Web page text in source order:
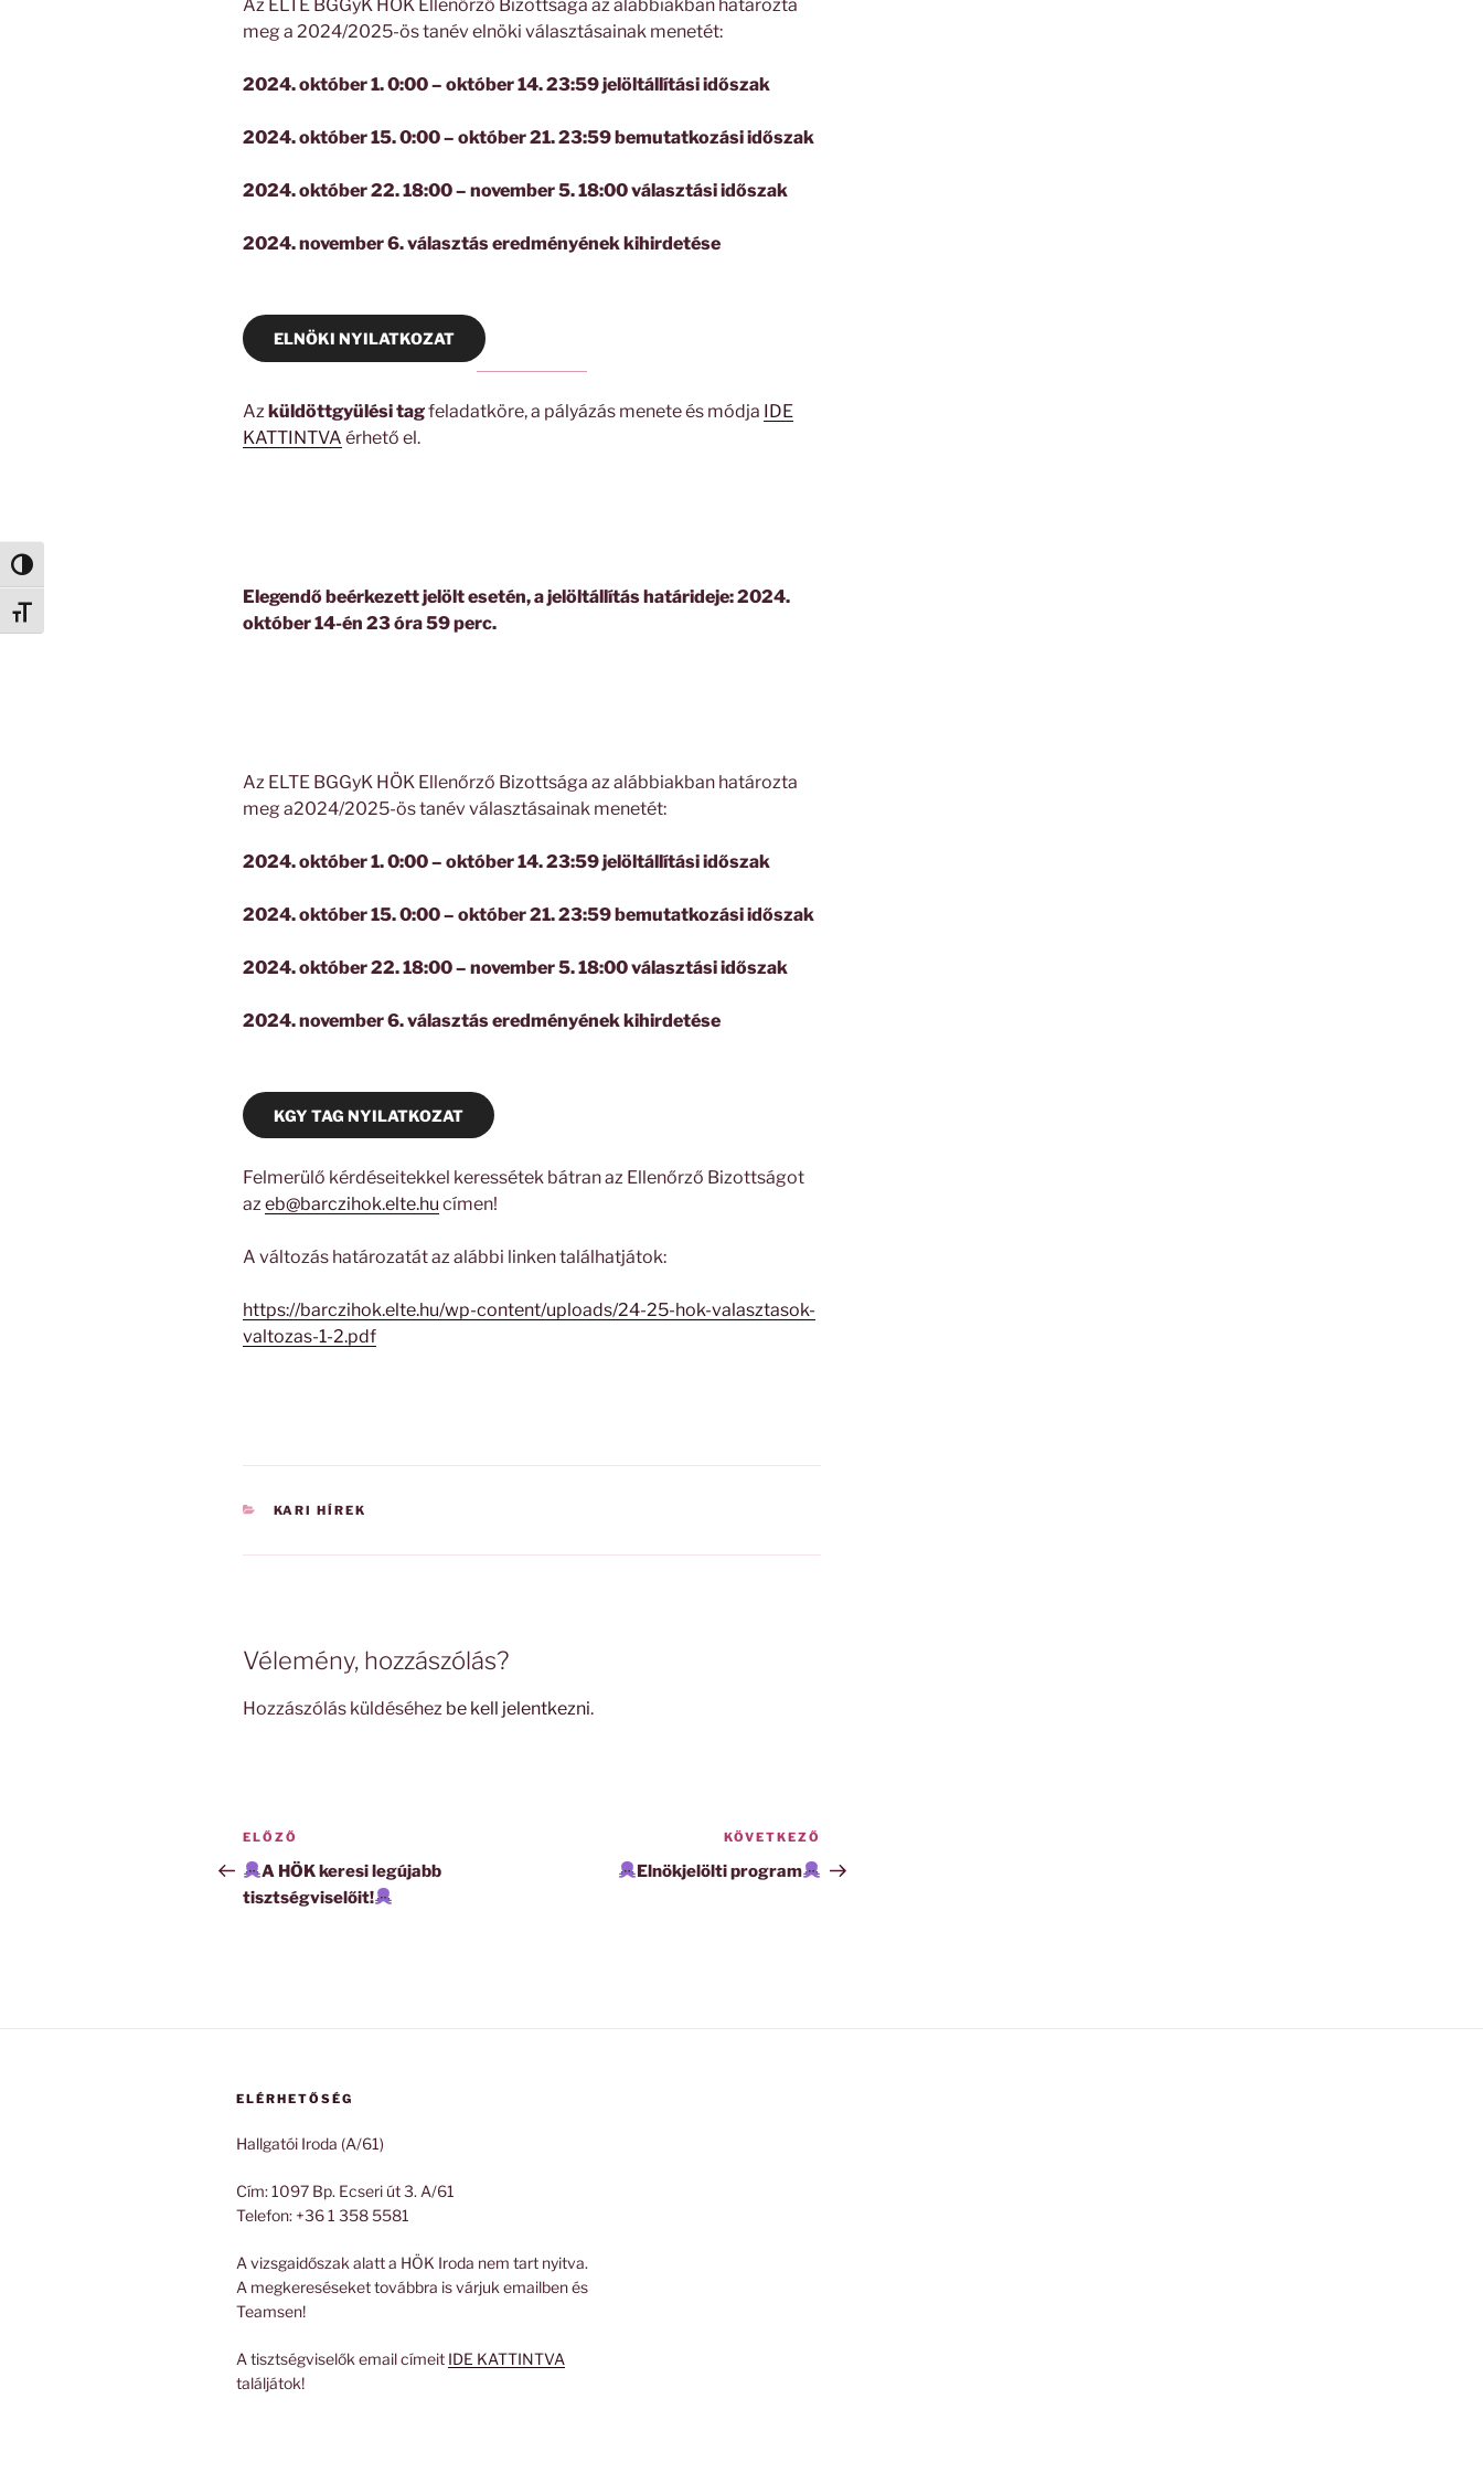
Nagy kontraszt váltása
Betűméret váltása
Az ELTE BGGyK HÖK Ellenőrző Bizottsága az alábbiakban határozta
meg a 2024/2025-ös tanév elnöki választásainak menetét:
2024. október 1. 0:00 – október 14. 23:59 jelöltállítási időszak
2024. október 15. 0:00 – október 21. 23:59 bemutatkozási időszak
2024. október 22. 18:00 – november 5. 18:00 választási időszak
2024. november 6. választás eredményének kihirdetése
ELNÖKI NYILATKOZAT
Azküldöttgyülési tagfeladatköre, a pályázás menete és módja IDE
KATTINTVA érhető el.
Elegendő beérkezett jelölt esetén, a jelöltállítás határideje: 2024.
október 14-én 23 óra 59 perc.
Az ELTE BGGyK HÖK Ellenőrző Bizottsága az alábbiakban határozta
meg a2024/2025-ös tanév választásainak menetét:
2024. október 1. 0:00 – október 14. 23:59 jelöltállítási időszak
2024. október 15. 0:00 – október 21. 23:59 bemutatkozási időszak
2024. október 22. 18:00 – november 5. 18:00 választási időszak
2024. november 6. választás eredményének kihirdetése
KGY TAG NYILATKOZAT
Felmerülő kérdéseitekkel keressétek bátran az Ellenőrző Bizottságot
azeb@barczihok.elte.hu címen!
A változás határozatát az alábbi linken találhatjátok:
https://barczihok.elte.hu/wp-content/uploads/24-25-hok-valasztasok-
valtozas-1-2.pdf
KATEGÓRIÁK
KARI HÍREK
Vélemény, hozzászólás?
Hozzászólás küldéséhez be kell jelentkezni.
Bejegyzés
navigáció
Korábbi
bejegyzés
ELŐZŐ
A HÖK keresi legújabb
tisztségviselőit!
bejegyzés
KÖVETKEZŐ
Elnökjelölti program
ELÉRHETŐSÉG
Hallgatói Iroda (A/61)
Cím: 1097 Bp. Ecseri út 3. A/61
Telefon: +36 1 358 5581
A vizsgaidőszak alatt a HÖK Iroda nem tart nyitva.
A megkereséseket továbbra is várjuk emailben és
Teamsen!
A tisztségviselők email címeit IDE KATTINTVA
találjátok!